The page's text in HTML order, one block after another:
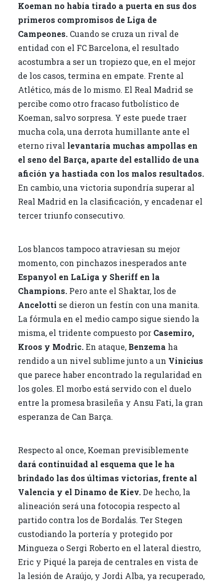
Koeman no había tirado a puerta en sus dos
primeros compromisos de Liga de
Campeones.Cuando se cruza un rival de
entidad con el FC Barcelona, el resultado
acostumbra a ser un tropiezo que, en el mejor
de los casos, termina en empate. Frente al
Atlético, más de lo mismo. El Real Madrid se
percibe como otro fracaso futbolístico de
Koeman, salvo sorpresa. Y este puede traer
mucha cola, una derrota humillante ante el
eterno rival levantaría muchas ampollas en
el seno del Barça, aparte del estallido de una
afición ya hastiada con los malos resultados.
En cambio, una victoria supondría superar al
Real Madrid en la clasificación, y encadenar el
tercer triunfo consecutivo.
Los blancos tampoco atraviesan su mejor
momento, con pinchazos inesperados ante
Espanyol en LaLiga y Sheriff en la
Champions.Pero ante el Shaktar, los de
Ancelotti se dieron un festín con una manita.
La fórmula en el medio campo sigue siendo la
misma, el tridente compuesto por Casemiro,
Kroos y Modric.En ataque,Benzema ha
rendido a un nivel sublime junto a un Vinicius
que parece haber encontrado la regularidad en
los goles. El morbo está servido con el duelo
entre la promesa brasileña y Ansu Fati, la gran
esperanza de Can Barça.
Respecto al once, Koeman previsiblemente
dará continuidad al esquema que le ha
brindado las dos últimas victorias, frente al
Valencia y el Dinamo de Kiev.De hecho, la
alineación será una fotocopia respecto al
partido contra los de Bordalás. Ter Stegen
custodiando la portería y protegido por
Mingueza o Sergi Roberto en el lateral diestro,
Eric y Piqué la pareja de centrales en vista de
la lesión de Araújo, y Jordi Alba, ya recuperado,